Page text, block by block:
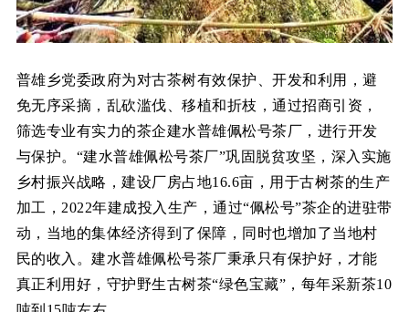
普雄乡党委政府为对古茶树有效保护、开发和利用，避
免无序采摘，乱砍滥伐、移植和折枝，通过招商引资，
筛选专业有实力的茶企建水普雄佩松号茶厂，进行开发
与保护。“建水普雄佩松号茶厂”巩固脱贫攻坚，深入实施
乡村振兴战略，建设厂房占地16.6亩，用于古树茶的生产
加工，2022年建成投入生产，通过“佩松号”茶企的进驻带
动，当地的集体经济得到了保障，同时也增加了当地村
民的收入。建水普雄佩松号茶厂秉承只有保护好，才能
真正利用好，守护野生古树茶“绿色宝藏”，每年采新茶10